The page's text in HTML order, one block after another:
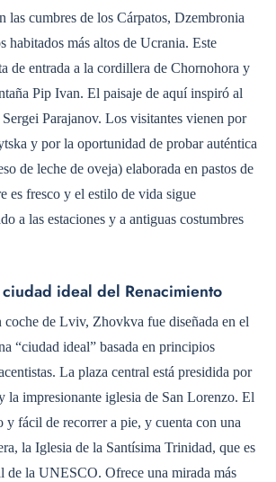
las cumbres de los Cárpatos, Dzembronia
habitados más altos de Ucrania. Este
de entrada a la cordillera de Chornohora y
Pip Ivan. El paisaje de aquí inspiró al
Parajanov. Los visitantes vienen por
y por la oportunidad de probar auténtica
de leche de oveja) elaborada en pastos de
es fresco y el estilo de vida sigue
a las estaciones y a antiguas costumbres
ideal del Renacimiento
coche de Lviv, Zhovkva fue diseñada en el
“ciudad ideal” basada en principios
La plaza central está presidida por
la impresionante iglesia de San Lorenzo. El
y fácil de recorrer a pie, y cuenta con una
la Iglesia de la Santísima Trinidad, que es
de la UNESCO. Ofrece una mirada más